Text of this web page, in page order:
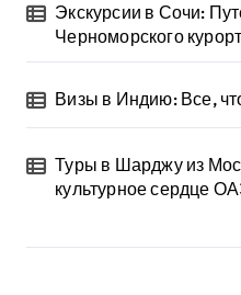
Экскурсии в Сочи:
Черноморского
Визы в Индию: Все,
Туры в Шарджу из
культурное сердце